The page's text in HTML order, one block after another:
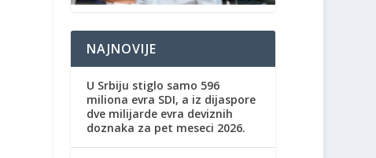
NAJNOVIJE
U Srbiju stiglo samo 596
miliona evra SDI, a iz dijaspore
dve milijarde evra deviznih
doznaka za pet meseci 2026.